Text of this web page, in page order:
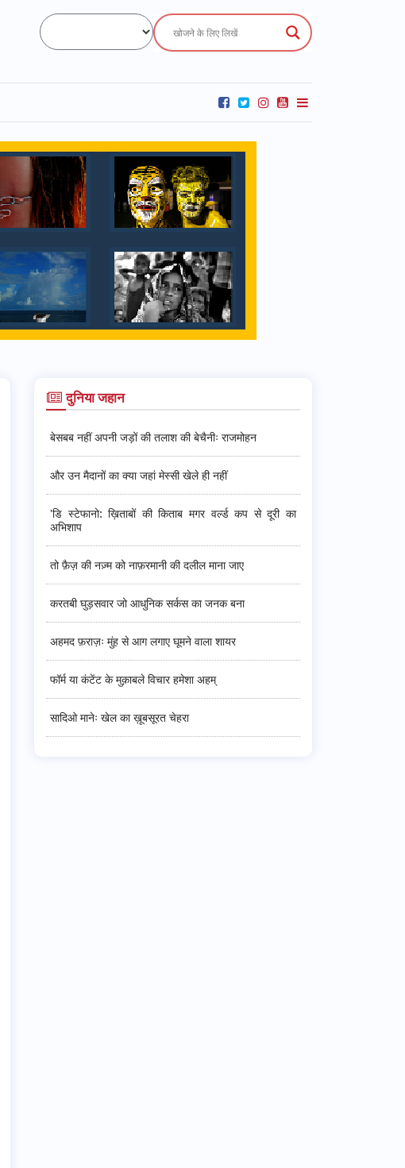
दुनिया जहान
बेसबब नहीं अपनी जड़ों की तलाश की बेचैनीः राजमोहन
और उन मैदानों का क्या जहां मेस्सी खेले ही नहीं
'डि स्टेफानो: ख़िताबों की किताब मगर वर्ल्ड कप से दूरी का
अभिशाप
तो फ़ैज़ की नज़्म को नाफ़रमानी की दलील माना जाए
करतबी घुड़सवार जो आधुनिक सर्कस का जनक बना
अहमद फ़राज़ः मुंह से आग लगाए घूमने वाला शायर
फॉर्म या कंटेंट के मुक़ाबले विचार हमेशा अहम्
सादिओ मानेः खेल का ख़ूबसूरत चेहरा